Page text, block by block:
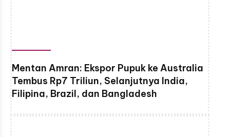
Mentan Amran: Ekspor Pupuk ke Australia
Tembus Rp7 Triliun, Selanjutnya India,
Filipina, Brazil, dan Bangladesh